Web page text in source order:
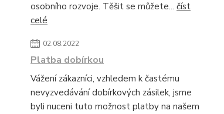
osobního rozvoje. Těšit se můžete... číst
celé
02.08.2022
Platba dobírkou
Vážení zákazníci, vzhledem k častému
nevyzvedávání dobírkových zásilek, jsme
byli nuceni tuto možnost platby na našem